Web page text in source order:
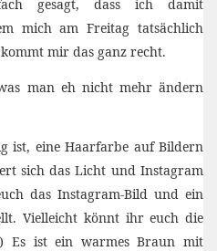
gesagt, dass ich damit
mich am Freitag tatsächlich
mir das ganz recht.
man eh nicht mehr ändern
ist, eine Haarfarbe auf Bildern
sich das Licht und Instagram
das Instagram-Bild und ein
Vielleicht könnt ihr euch die
Es ist ein warmes Braun mit